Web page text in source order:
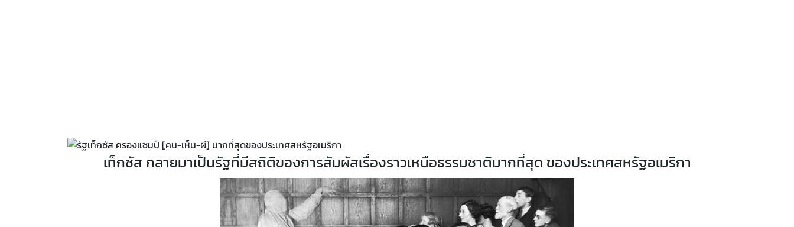
เท็กซัส กลายมาเป็นรัฐที่มีสถิติของการสัมผัสเรื่องราวเหนือธรรมชาติมากที่สุด ของประเทศสหรัฐอเมริกา